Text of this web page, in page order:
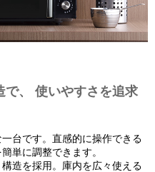
で、 使いやすさを追求
台です。直感的に操作できる
単に調整できます。
造を採用。庫内を広々使える